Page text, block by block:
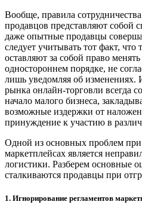
Вообще, правила
продавцов представляют собой
даже опытные продавцы
следует учитывать тот факт,
оставляют за собой право
одностороннем порядке, не
лишь уведомляя об изменениях.
рынка онлайн-торговли всегда
начало малого бизнеса,
возможные издержки от
принуждение к участию в
Одной из основных проблем при
маркетплейсах является
логистики. Разберем основные
сталкиваются продавцы при
1. Игнорирование регламентов